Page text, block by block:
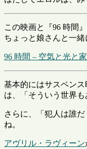
この映画と『96 時間
ちょっと娘さんと一緒
96 時間 – 空気と光と
基本的にはサスペン
は、「そういう世界も
さらに、「犯人は誰
ね。
アヴリル・ラヴィーン